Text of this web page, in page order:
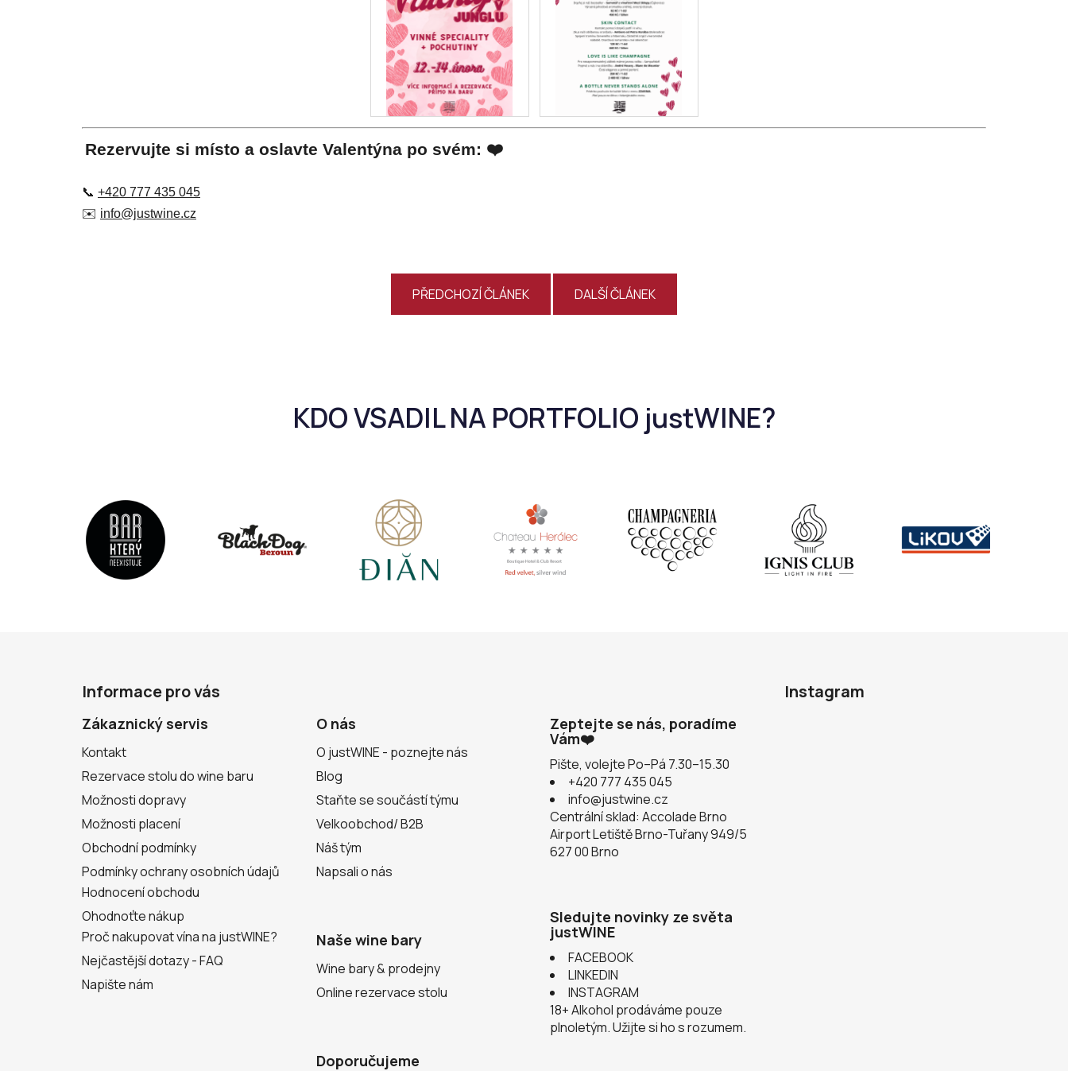
Rezervujte si místo a oslavte Valentýna po svém: ❤️
📞 +420 777 435 045
✉️ info@justwine.cz
PŘEDCHOZÍ ČLÁNEK DALŠÍ ČLÁNEK
Informace pro vás
Zákaznický servis
Kontakt
Rezervace stolu do wine baru
Možnosti dopravy
Možnosti placení
Obchodní podmínky
Podmínky ochrany osobních údajů
Hodnocení obchodu
Ohodnoťte nákup
Proč nakupovat vína na justWINE?
Nejčastější dotazy - FAQ
Napište nám
O nás
O justWINE - poznejte nás
Blog
Staňte se součástí týmu
Velkoobchod/ B2B
Náš tým
Napsali o nás
Naše wine bary
Wine bary & prodejny
Online rezervace stolu
Doporučujeme
Zeptejte se nás, poradíme
Vám❤️
Pište, volejte Po–Pá 7.30–15.30
+420 777 435 045
info@justwine.cz
Centrální sklad: Accolade Brno
Airport Letiště Brno-Tuřany 949/5
627 00 Brno
Sledujte novinky ze světa
justWINE
FACEBOOK
LINKEDIN
INSTAGRAM
18+ Alkohol prodáváme pouze
plnoletým. Užijte si ho s rozumem.
Instagram